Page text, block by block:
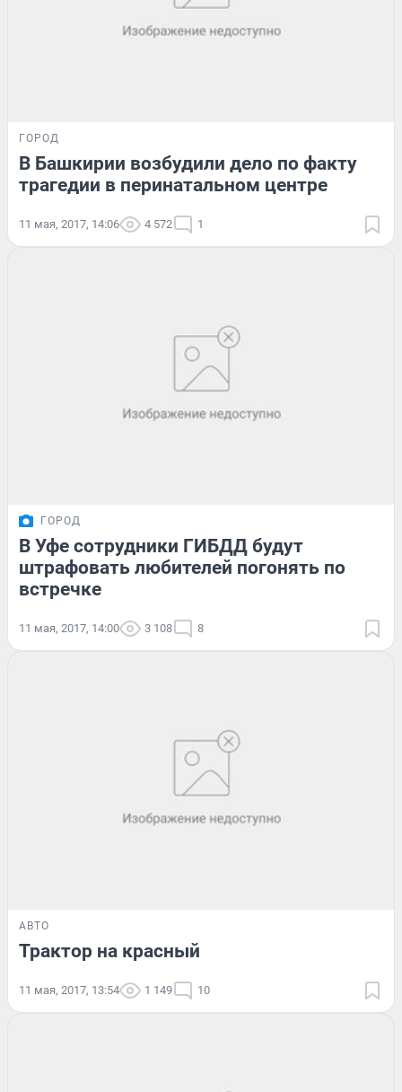
ГОРОД
В Башкирии возбудили дело по факту
трагедии в перинатальном центре
11 мая, 2017, 14:06 4 572 1
ГОРОД
В Уфе сотрудники ГИБДД будут
штрафовать любителей погонять по
встречке
11 мая, 2017, 14:00 3 108 8
АВТО
Трактор на красный
11 мая, 2017, 13:54 1 149 10